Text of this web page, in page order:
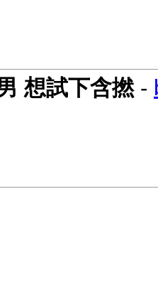
想試下含撚-